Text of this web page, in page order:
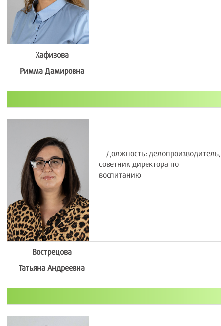
Хафизова
Римма Дамировна
Должность: делопроизводитель,
советник директора по
воспитанию
Вострецова
Татьяна Андреевна